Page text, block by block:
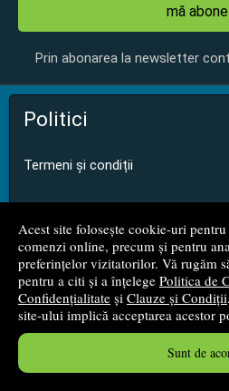
Acest site folosește cookie-uri
comenzi online, precum și pentru
preferințelor vizitatorilor. Vă rugăm
pentru a citi și a înțelege Politica de
Confidențialitate și Clauze și Condiții
site-ului implică acceptarea acestor
Sunt de
mă
Prin abonarea la newsletter
Politici
Termeni și condiții
Politica de Confidențialitate
Cum cumperi?